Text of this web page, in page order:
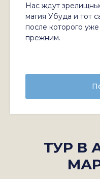
Нас ждут
магия Убуда и тот
после которого
прежним.
ТУР В